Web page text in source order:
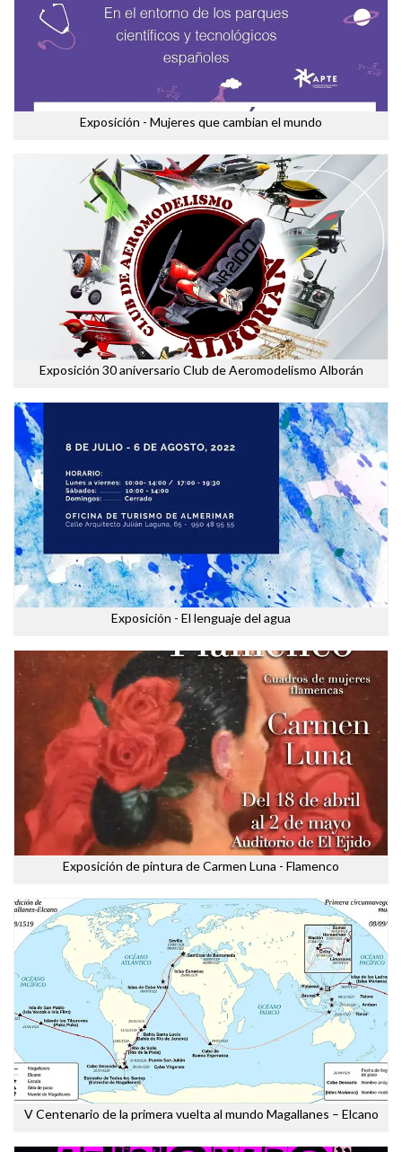
Exposición - Mujeres que cambian el mundo
Exposición 30 aniversario Club de Aeromodelismo Alborán
Exposición - El lenguaje del agua
Exposición de pintura de Carmen Luna - Flamenco
V Centenario de la primera vuelta al mundo Magallanes – Elcano